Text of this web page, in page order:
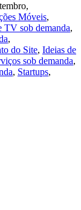
Móveis,
TV sob demanda,
,
do Site, Ideias de
sob demanda,
, Startups,